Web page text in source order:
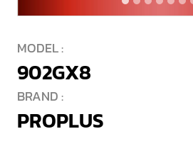
MODEL :
902GX8
BRAND :
PROPLUS